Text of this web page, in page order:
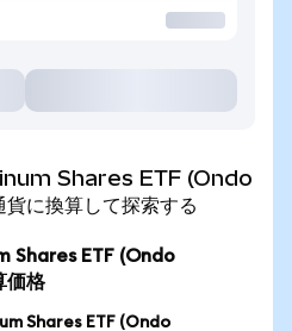
Shares ETF (Ondo
に換算して探索する
Shares ETF (Ondo
価格
Shares ETF (Ondo